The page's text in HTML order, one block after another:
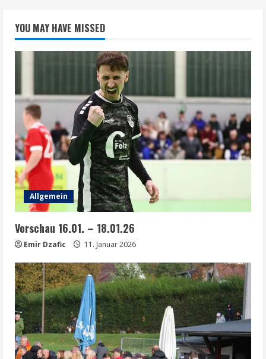
YOU MAY HAVE MISSED
Allgemein
Vorschau 16.01. – 18.01.26
Emir Dzafic 11. Januar 2026